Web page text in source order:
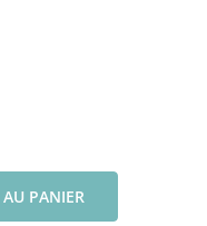
AU PANIER